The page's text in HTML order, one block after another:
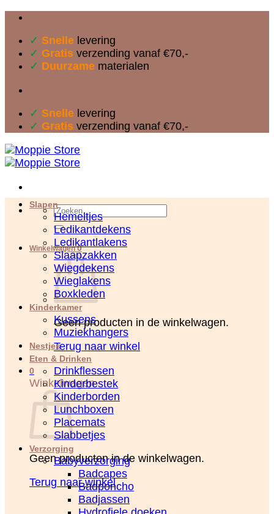
inhoud
✓ Snelle levering
✓ Gratis verzending vanaf €70,-
✓ Duurzame materialen
✓ Snelle levering
✓ Gratis verzending vanaf €70,-
Zoeken
naar:
Winkelwagen0
Geen producten in de winkelwagen.
Terug naar winkel
0
Winkelwagen
Geen producten in de winkelwagen.
Terug naar winkel
Slapen
Hemeltjes
Ledikantdekens
Ledikantlakens
Slaapzakken
Wiegdekens
Wieglakens
Boxkleden
Kinderkamer
Kussens
Muziekhangers
Nestjes
Eten & Drinken
Drinkflessen
Kinderbestek
Kinderborden
Lunchboxen
Placemats
Slabbetjes
Verzorging
Babyverzorging
Badcapes
Badponcho
Badjassen